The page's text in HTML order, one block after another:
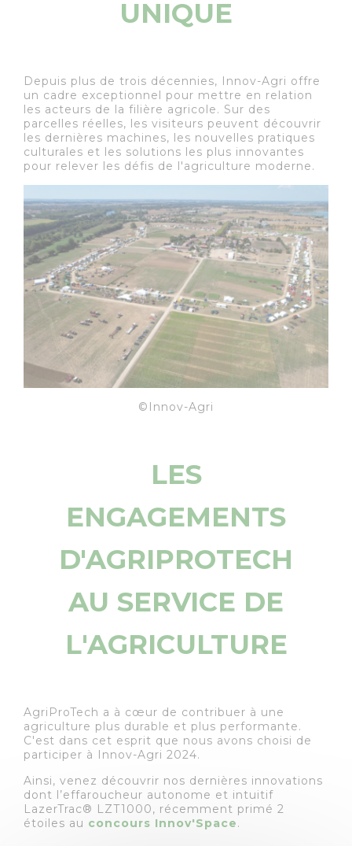
UNIQUE
Depuis plus de trois décennies, Innov-Agri offre
un cadre exceptionnel pour mettre en relation
les acteurs de la filière agricole. Sur des
parcelles réelles, les visiteurs peuvent découvrir
les dernières machines, les nouvelles pratiques
culturales et les solutions les plus innovantes
pour relever les défis de l'agriculture moderne.
©Innov-Agri
LES
ENGAGEMENTS
D'AGRIPROTECH
AU SERVICE DE
L'AGRICULTURE
AgriProTech a à cœur de contribuer à une
agriculture plus durable et plus performante.
C'est dans cet esprit que nous avons choisi de
participer à Innov-Agri 2024.
Ainsi, venez découvrir nos dernières innovations
dont l’effaroucheur autonome et intuitif
LazerTrac® LZT1000, récemment primé 2
étoiles au concours Innov'Space.